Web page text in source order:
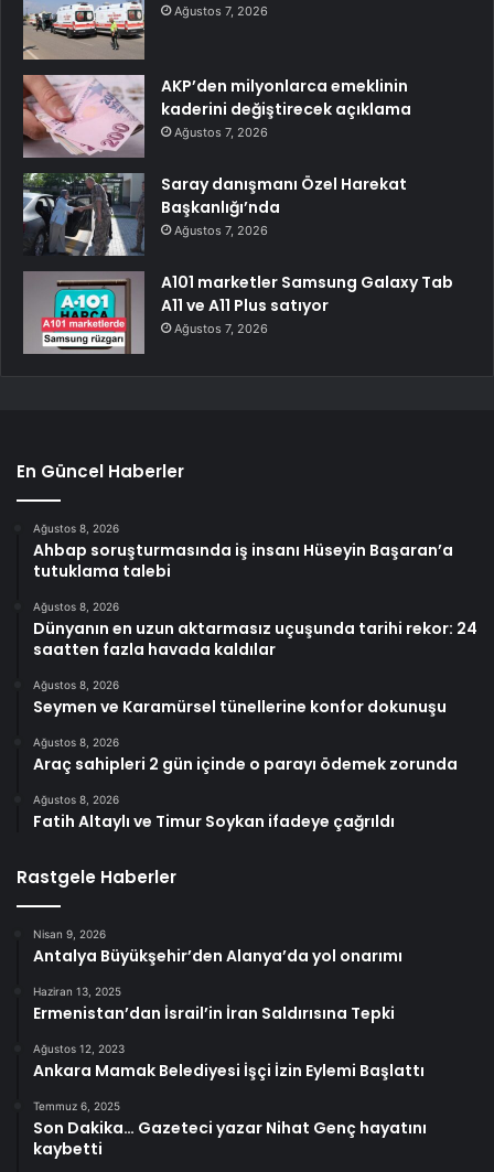
Ağustos 7, 2026
AKP’den milyonlarca emeklinin
kaderini değiştirecek açıklama
Ağustos 7, 2026
Saray danışmanı Özel Harekat
Başkanlığı’nda
Ağustos 7, 2026
A101 marketler Samsung Galaxy Tab
A11 ve A11 Plus satıyor
Ağustos 7, 2026
En Güncel Haberler
Ağustos 8, 2026
Ahbap soruşturmasında iş insanı Hüseyin Başaran’a
tutuklama talebi
Ağustos 8, 2026
Dünyanın en uzun aktarmasız uçuşunda tarihi rekor: 24
saatten fazla havada kaldılar
Ağustos 8, 2026
Seymen ve Karamürsel tünellerine konfor dokunuşu
Ağustos 8, 2026
Araç sahipleri 2 gün içinde o parayı ödemek zorunda
Ağustos 8, 2026
Fatih Altaylı ve Timur Soykan ifadeye çağrıldı
Rastgele Haberler
Nisan 9, 2026
Antalya Büyükşehir’den Alanya’da yol onarımı
Haziran 13, 2025
Ermenistan’dan İsrail’in İran Saldırısına Tepki
Ağustos 12, 2023
Ankara Mamak Belediyesi İşçi İzin Eylemi Başlattı
Temmuz 6, 2025
Son Dakika… Gazeteci yazar Nihat Genç hayatını
kaybetti